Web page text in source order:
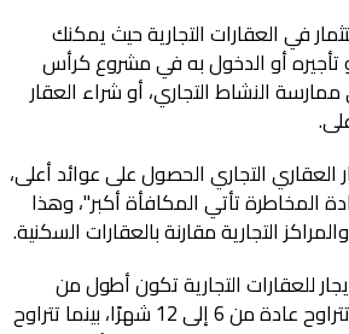
في العقارات التجارية حيث يمكنك
تأجيره أو الدخول به في مشروع كرأس
النشاط التجاري، أو شراء العقار
العقاري التجاري الحصول على عوائد أعلى،
المخاطرة تأتي المكافأة أكبر"، وهذا
التجارية مقارنة بالعقارات السكنية.
للعقارات التجارية تكون أطول من
العقارات السكنية التي تتراوح عادة من 6 إلى 12 شهرًا، بينما تتراوح